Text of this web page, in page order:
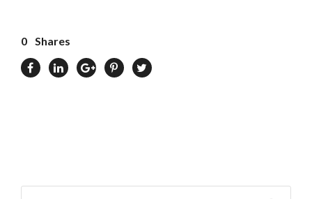
0 Shares